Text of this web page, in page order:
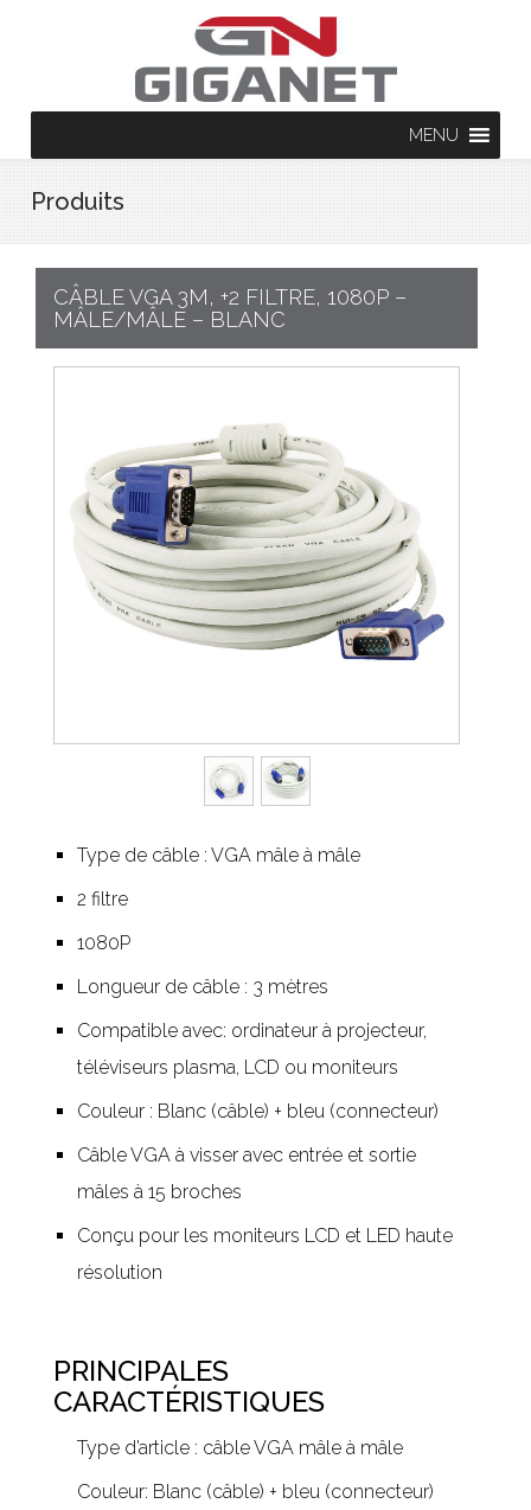
MENU
Produits
CÂBLE VGA 3M, +2 FILTRE, 1080P –
MÂLE/MÂLE – BLANC
Type de câble : VGA mâle à mâle
2 filtre
1080P
Longueur de câble : 3 mètres
Compatible avec: ordinateur à projecteur,
téléviseurs plasma, LCD ou moniteurs
Couleur : Blanc (câble) + bleu (connecteur)
Câble VGA à visser avec entrée et sortie
mâles à 15 broches
Conçu pour les moniteurs LCD et LED haute
résolution
PRINCIPALES
CARACTÉRISTIQUES
Type d’article : câble VGA mâle à mâle
Couleur: Blanc (câble) + bleu (connecteur)